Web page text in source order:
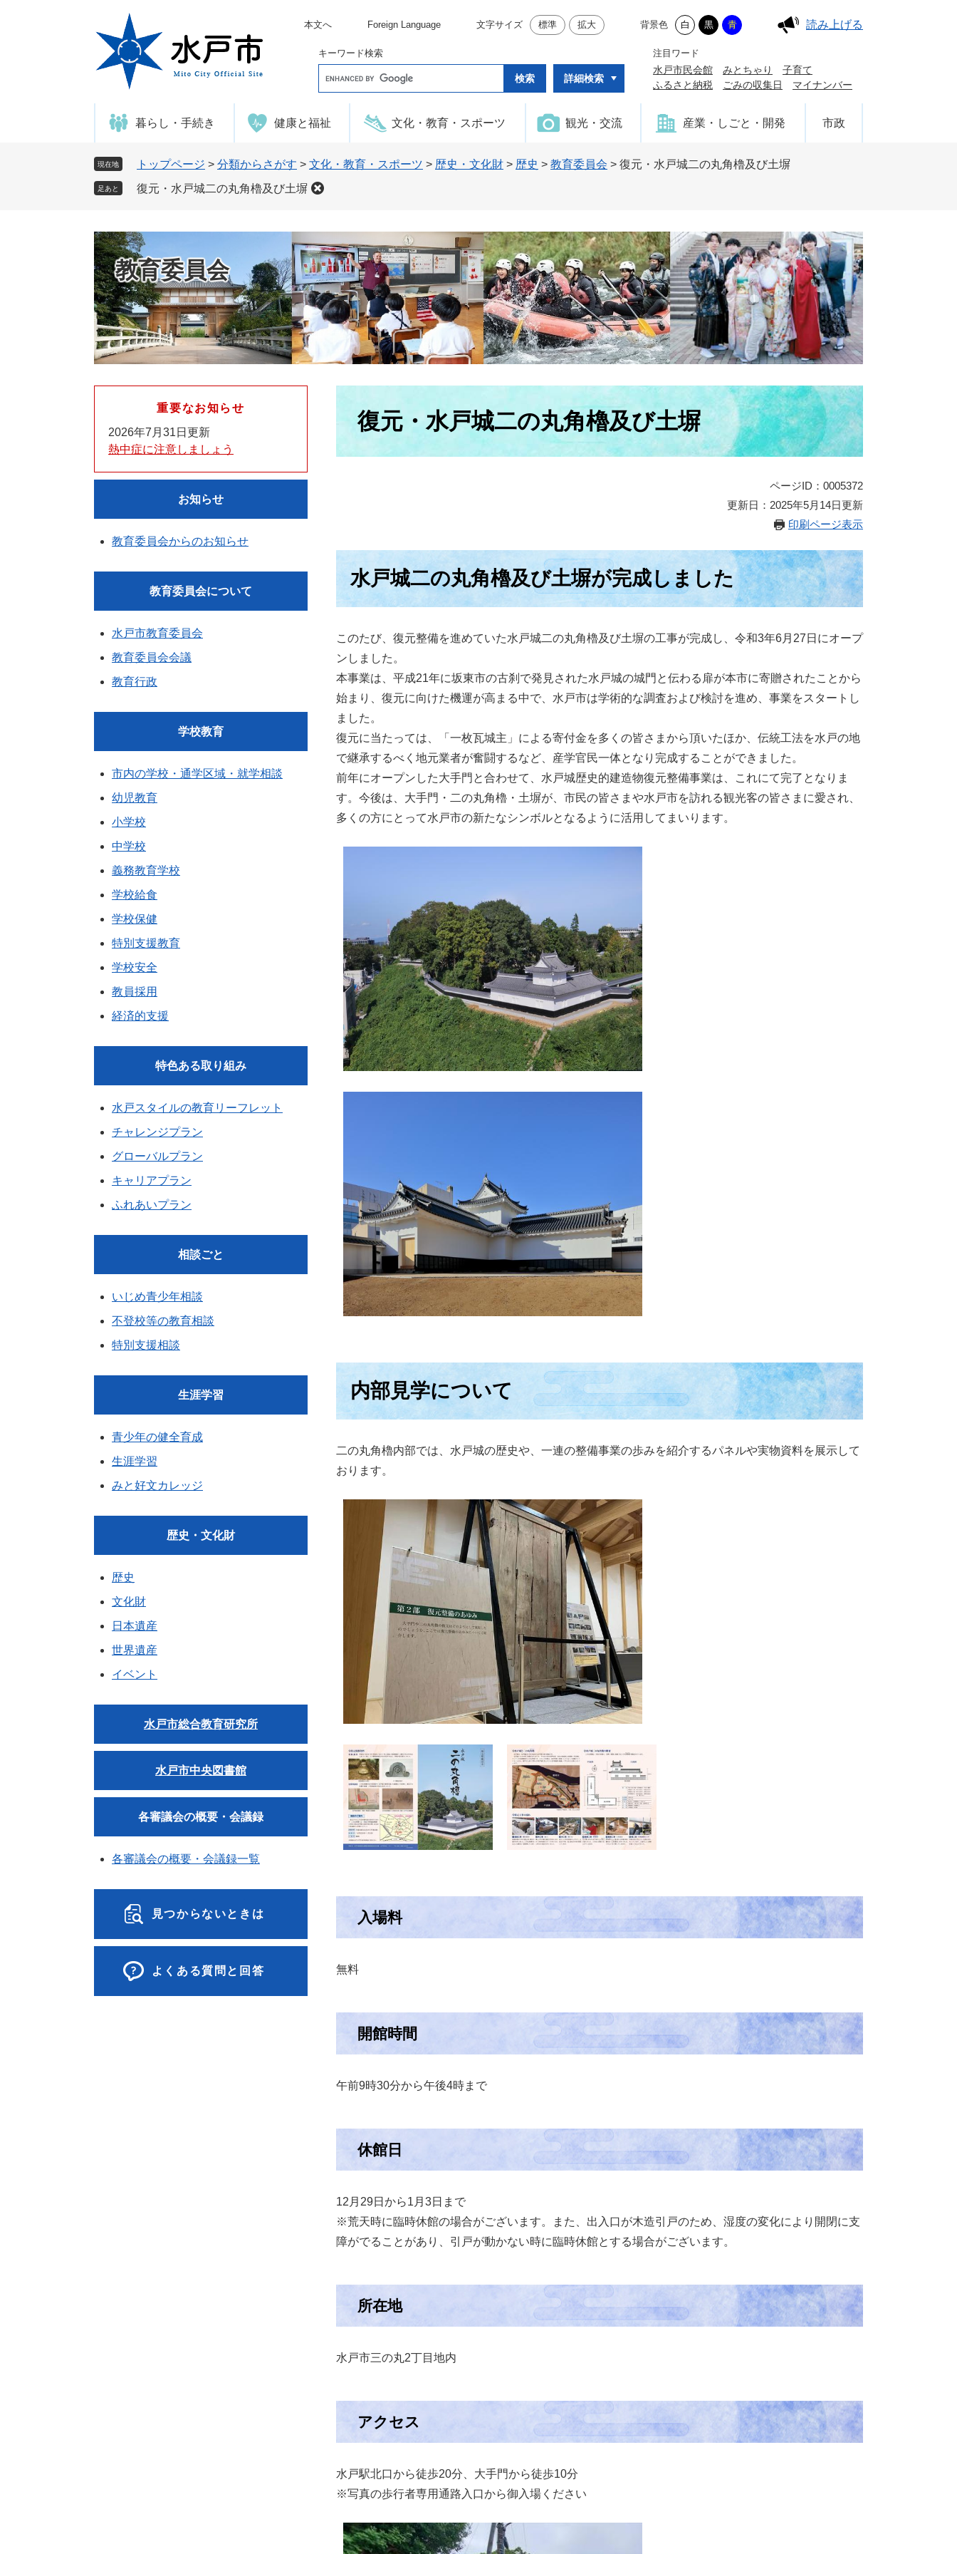
本文へ Foreign Language 文字サイズ 標準 拡大 背景色 白 黒 青 読み上げる
キーワード検索
o
e
タ
ム
検
索
詳細検索
注目ワード
水戸市民会館 みとちゃり
子育て
ふるさと納税
ごみの収集日 マイナンバー
暮らし・手続き 健康と福祉 文化・教育・スポーツ 観光・交流 産業・しごと・開発 市政
現在地 トップページ > 分類からさがす > 文化・教育・スポーツ > 歴史・文化財 > 歴史 > 教育委員会 > 復元・水戸城二の丸角櫓及び土塀
足あと 復元・水戸城二の丸角櫓及び土塀
教育委員会
復元・水戸城二の丸角櫓及び土塀
ページID：0005372
更新日：2025年5月14日更新
印刷ページ表示
水戸城二の丸角櫓及び土塀が完成しました
このたび、復元整備を進めていた水戸城二の丸角櫓及び土塀の工事が完成し、令和3年6月27日にオープ
ンしました。
本事業は、平成21年に坂東市の古刹で発見された水戸城の城門と伝わる扉が本市に寄贈されたことから
始まり、復元に向けた機運が高まる中で、水戸市は学術的な調査および検討を進め、事業をスタートし
ました。
復元に当たっては、「一枚瓦城主」による寄付金を多くの皆さまから頂いたほか、伝統工法を水戸の地
で継承するべく地元業者が奮闘するなど、産学官民一体となり完成することができました。
前年にオープンした大手門と合わせて、水戸城歴史的建造物復元整備事業は、これにて完了となりま
す。今後は、大手門・二の丸角櫓・土塀が、市民の皆さまや水戸市を訪れる観光客の皆さまに愛され、
多くの方にとって水戸市の新たなシンボルとなるように活用してまいります。
内部見学について
二の丸角櫓内部では、水戸城の歴史や、一連の整備事業の歩みを紹介するパネルや実物資料を展示して
おります。
入場料
無料
開館時間
午前9時30分から午後4時まで
休館日
12月29日から1月3日まで
※荒天時に臨時休館の場合がございます。また、出入口が木造引戸のため、湿度の変化により開閉に支
障がでることがあり、引戸が動かない時に臨時休館とする場合がございます。
所在地
水戸市三の丸2丁目地内
アクセス
水戸駅北口から徒歩20分、大手門から徒歩10分
※写真の歩行者専用通路入口から御入場ください
重要なお知らせ
2026年7月31日更新
熱中症に注意しましょう
お知らせ
教育委員会からのお知らせ
教育委員会について
水戸市教育委員会
教育委員会会議
教育行政
学校教育
市内の学校・通学区域・就学相談
幼児教育
小学校
中学校
義務教育学校
学校給食
学校保健
特別支援教育
学校安全
教員採用
経済的支援
特色ある取り組み
水戸スタイルの教育リーフレット
チャレンジプラン
グローバルプラン
キャリアプラン
ふれあいプラン
相談ごと
いじめ青少年相談
不登校等の教育相談
特別支援相談
生涯学習
青少年の健全育成
生涯学習
みと好文カレッジ
歴史・文化財
歴史
文化財
日本遺産
世界遺産
イベント
水戸市総合教育研究所
水戸市中央図書館
各審議会の概要・会議録
各審議会の概要・会議録一覧
見つからないときは
よくある質問と回答